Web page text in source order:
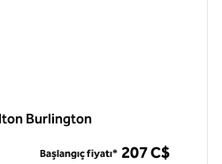
Burlington
Başlangıç fiyatı* 207 C$